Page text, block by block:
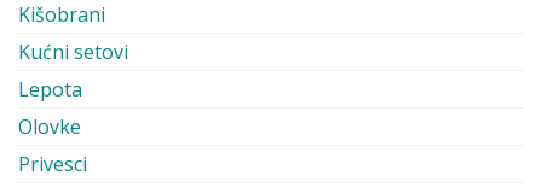
Kišobrani
Kućni setovi
Lepota
Olovke
Privesci